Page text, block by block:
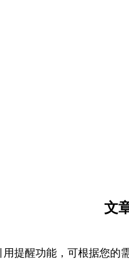
文
提醒功能，可根据您的